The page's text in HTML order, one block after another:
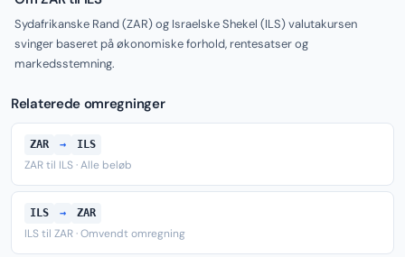
Sydafrikanske Rand (ZAR) og Israelske Shekel (ILS) valutakursen
svinger baseret på økonomiske forhold, rentesatser og
markedsstemning.
Relaterede omregninger
ZAR → ILS
ZAR til ILS · Alle beløb
ILS → ZAR
ILS til ZAR · Omvendt omregning